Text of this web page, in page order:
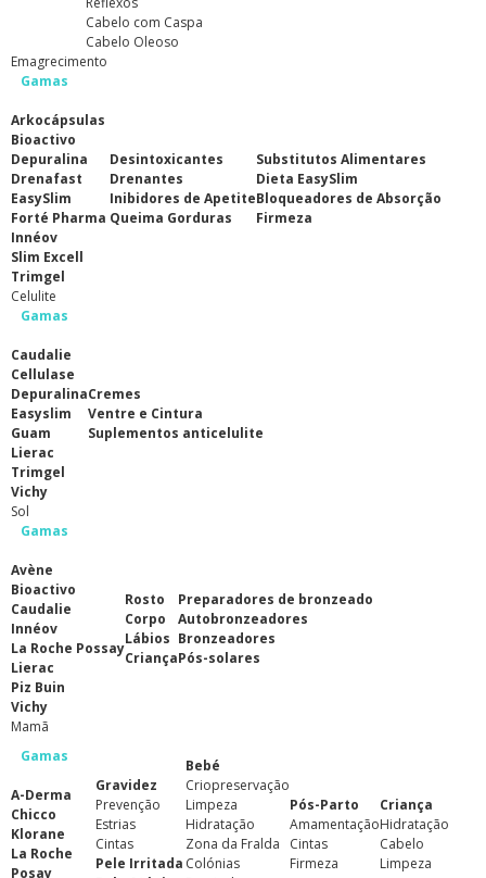
Cabelo com Caspa
Cabelo Oleoso
Emagrecimento
Gamas
Arkocápsulas
Bioactivo
Depuralina
Drenafast
EasySlim
Forté Pharma
Innéov
Slim Excell
Trimgel
Desintoxicantes
Drenantes
Inibidores de Apetite
Queima Gorduras
Substitutos Alimentares
Dieta EasySlim
Bloqueadores de Absorção
Firmeza
Celulite
Gamas
Caudalie
Cellulase
Depuralina
Easyslim
Guam
Lierac
Trimgel
Vichy
Cremes
Ventre e Cintura
Suplementos anticelulite
Sol
Gamas
Avène
Bioactivo
Caudalie
Innéov
La Roche Possay
Lierac
Piz Buin
Vichy
Rosto
Corpo
Lábios
Criança
Preparadores de bronzeado
Autobronzeadores
Bronzeadores
Pós-solares
Mamã
Gamas
A-Derma
Chicco
Klorane
La Roche
Posay
Gravidez
Prevenção
Estrias
Cintas
Pele Irritada
Bebé
Criopreservação
Limpeza
Hidratação
Zona da Fralda
Colónias
Pós-Parto
Amamentação
Cintas
Firmeza
Criança
Hidratação
Cabelo
Limpeza